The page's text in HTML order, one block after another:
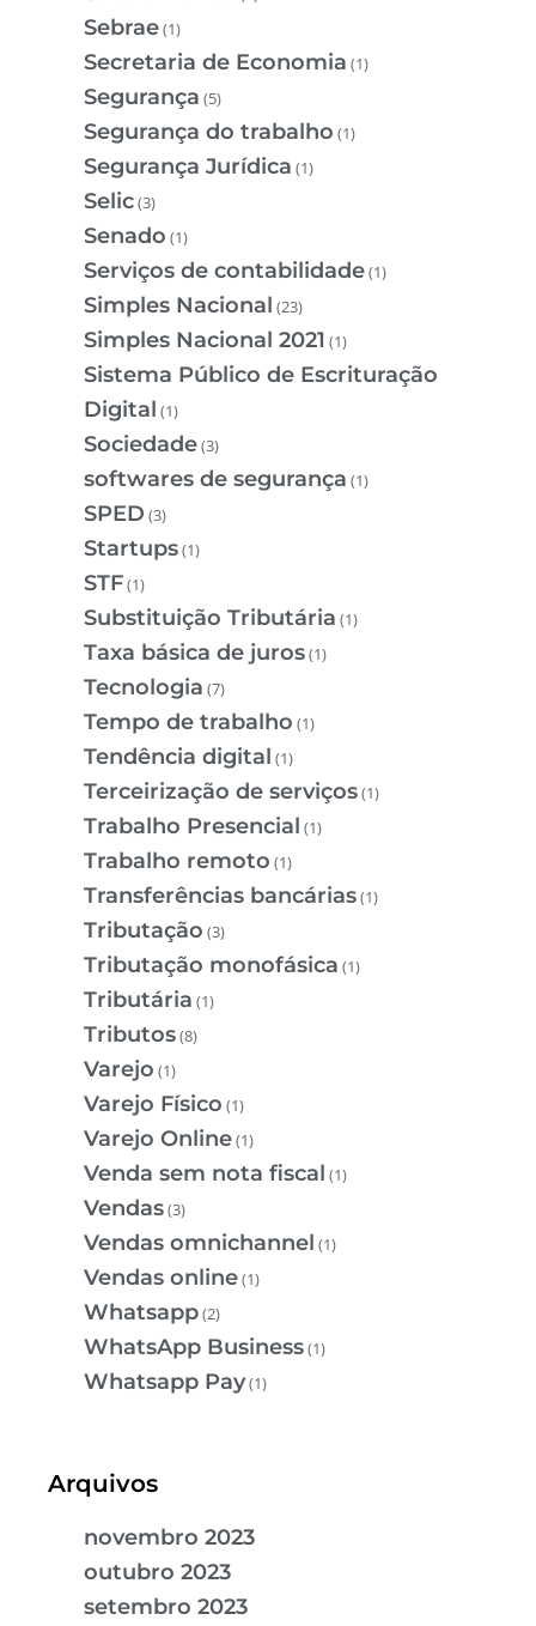
Sebrae(1)
Secretaria de Economia (1)
Segurança (5)
Segurança do trabalho (1)
Segurança Jurídica (1)
Selic(3)
Senado (1)
Serviços de contabilidade(1)
Simples Nacional (23)
Simples Nacional 2021 (1)
Sistema Público de Escrituração
Digital (1)
Sociedade(3)
softwares de segurança (1)
SPED (3)
Startups(1)
STF(1)
Substituição Tributária (1)
Taxa básica de juros(1)
Tecnologia (7)
Tempo de trabalho (1)
Tendência digital (1)
Terceirização de serviços(1)
Trabalho Presencial (1)
Trabalho remoto (1)
Transferências bancárias(1)
Tributação (3)
Tributação monofásica (1)
Tributária (1)
Tributos(8)
Varejo (1)
Varejo Físico (1)
Varejo Online(1)
Venda sem nota fiscal (1)
Vendas(3)
Vendas omnichannel (1)
Vendas online(1)
Whatsapp(2)
WhatsApp Business(1)
Whatsapp Pay(1)
Arquivos
novembro 2023
outubro 2023
setembro 2023